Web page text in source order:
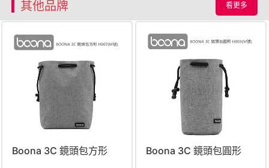
其他品牌 看更多
Boona 3C 鏡頭包方形 Boona 3C 鏡頭包圓形